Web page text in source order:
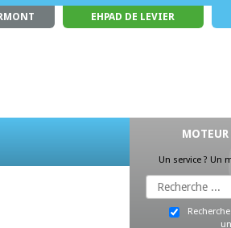
EHPAD DE LEVIER
MOTEUR
Un service ? Un